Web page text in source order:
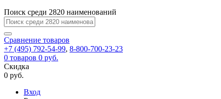
Ок
Запомнить
меня
Забыли
указанный
электронный
перейдя
по
которой
вы
задать
Перейдите
по
для
смены
пароля.
Сменить
Сообщение
пользовательского
Поиск среди 2820 наименований
Сравнение товаров
+7 (495) 792-54-99, 8-800-700-23-23
0 товаров 0 руб.
Скидка
0 руб.
Вход